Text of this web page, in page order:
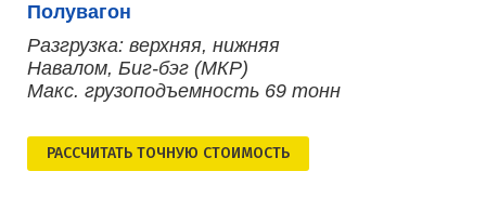
Полувагон
Разгрузка: верхняя, нижняя
Навалом, Биг-бэг (МКР)
Макс. грузоподъемность 69 тонн
РАСCЧИТАТЬ ТОЧНУЮ СТОИМОСТЬ